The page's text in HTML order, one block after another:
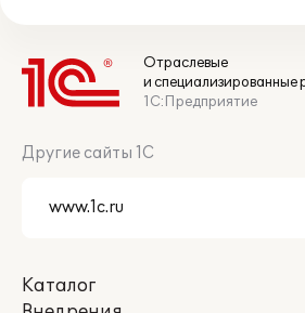
Отраслевые
и специализированные
1С:Предприятие
Другие сайты 1С
Каталог